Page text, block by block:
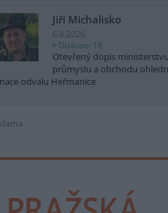
Jiří Michalisko
6.8.2026
Diskuse: 18
Otevřený dopis ministerstvu
průmyslu a obchodu
odvalu Heřmanice